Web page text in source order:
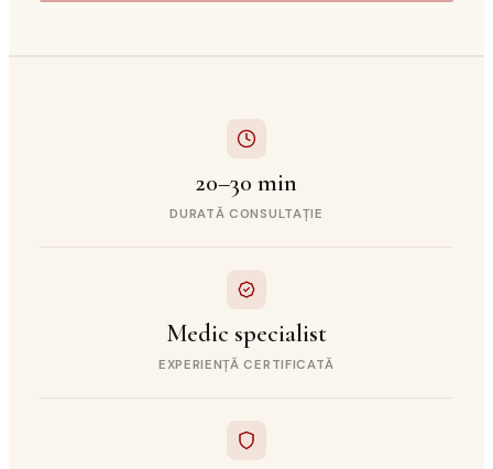
20–30 min
DURATĂ CONSULTAȚIE
Medic specialist
EXPERIENȚĂ CERTIFICATĂ